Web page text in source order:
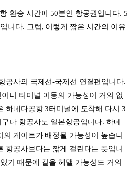
환승 시간이 50분인 항공권입니다. 5
니다. 그럼, 이렇게 짧은 시간의 이유
공사의 국제선-국제선 연결편입니다.
니 터미널 이동의 가능성이 거의 없
하네다공항 3터미널에 도착해 다시 3
나 항공사도 일본항공입니다. 하네
게이트가 배정될 가능성이 높습니
항공사보다는 짧게 걸린다는 뜻입니
기 때문에 길을 헤맬 가능성도 거의